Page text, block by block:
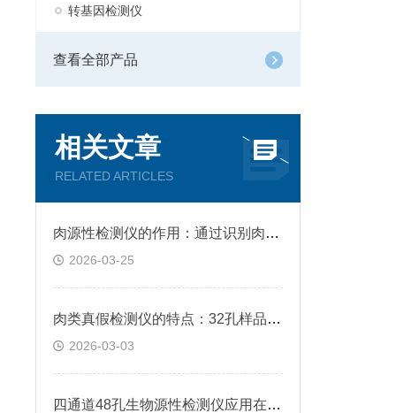
转基因检测仪
查看全部产品
相关文章
RELATED ARTICLES
肉源性检测仪的作用：通过识别肉类中的DNA片段，能精准区分不同动物源成分
2026-03-25
肉类真假检测仪的特点：32孔样品槽支持同时检测，满足批量筛查需求
2026-03-03
四通道48孔生物源性检测仪应用在：肉类加工企业原料入库检测、海关快速筛查